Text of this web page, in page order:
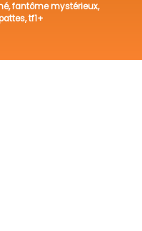
,fantôme mystérieux,
,tf1+